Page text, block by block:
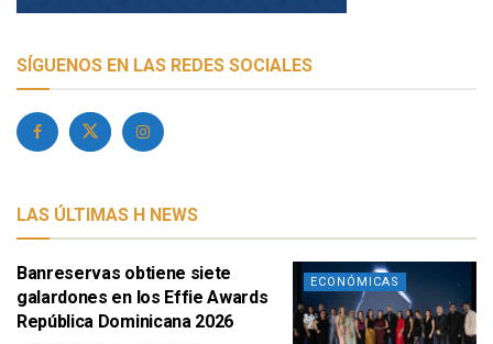
SÍGUENOS EN LAS REDES SOCIALES
LAS ÚLTIMAS H NEWS
ECONÓMICAS
Banreservas obtiene siete
galardones en los Effie Awards
República Dominicana 2026